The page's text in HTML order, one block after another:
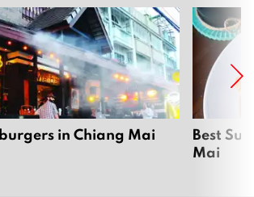
in Chiang Mai
Best
Mai